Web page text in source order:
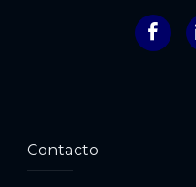
Contacto